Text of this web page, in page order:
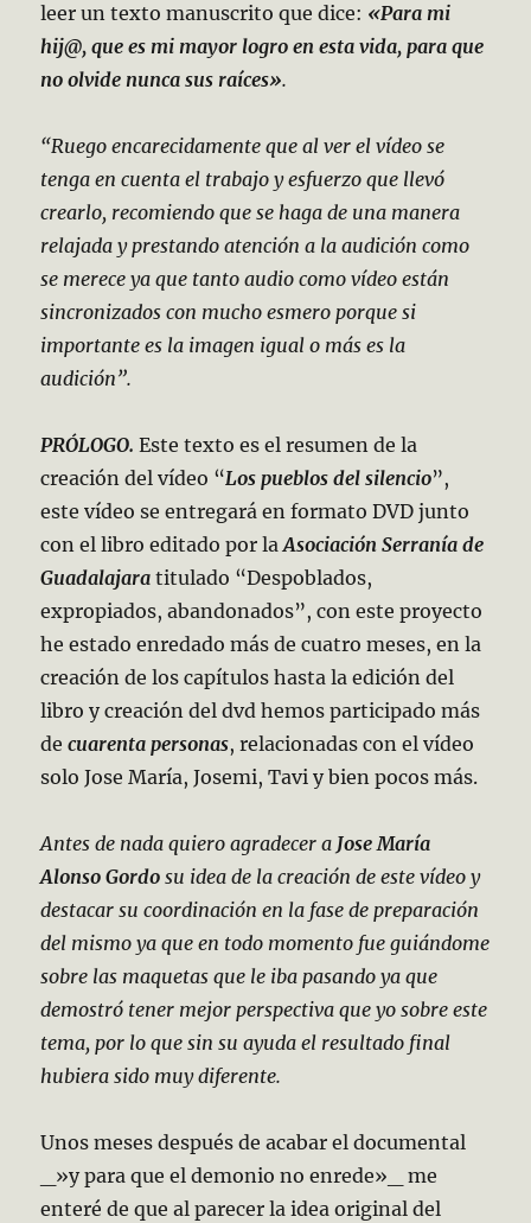
leer un texto manuscrito que dice: «Para mi
hij@, que es mi mayor logro en esta vida, para que
no olvide nunca sus raíces».
“Ruego encarecidamente que al ver el vídeo se
tenga en cuenta el trabajo y esfuerzo que llevó
crearlo, recomiendo que se haga de una manera
relajada y prestando atención a la audición como
se merece ya que tanto audio como vídeo están
sincronizados con mucho esmero porque si
importante es la imagen igual o más es la
audición”.
PRÓLOGO. Este texto es el resumen de la
creación del vídeo “Los pueblos del silencio”,
este vídeo se entregará en formato DVD junto
con el libro editado por laAsociación Serranía de
Guadalajaratitulado “Despoblados,
expropiados, abandonados”, con este proyecto
he estado enredado más de cuatro meses, en la
creación de los capítulos hasta la edición del
libro y creación del dvd hemos participado más
decuarenta personas, relacionadas con el vídeo
solo Jose María, Josemi, Tavi y bien pocos más.
Antes de nada quiero agradecer a Jose María
Alonso Gordo su idea de la creación de este vídeo y
destacar su coordinación en la fase de preparación
del mismo ya que en todo momento fue guiándome
sobre las maquetas que le iba pasando ya que
demostró tener mejor perspectiva que yo sobre este
tema, por lo que sin su ayuda el resultado final
hubiera sido muy diferente.
Unos meses después de acabar el documental
_»y para que el demonio no enrede»_ me
enteré de que al parecer la idea original del